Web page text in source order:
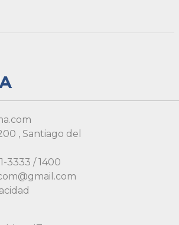
, Santiago del
3333 / 1400